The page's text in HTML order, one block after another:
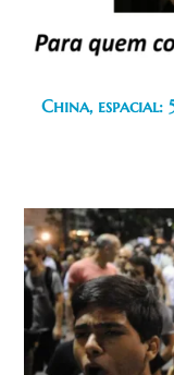
China, espacial: